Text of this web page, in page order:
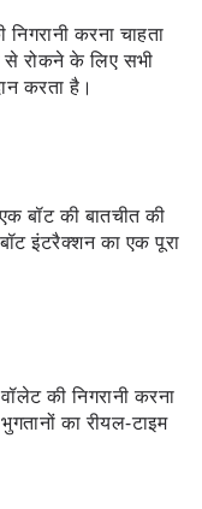
करना चाहता
रोकने के लिए सभी
करता है।
बॉट की बातचीत की
इंटरैक्शन का एक पूरा
की निगरानी करना
का रीयल-टाइम